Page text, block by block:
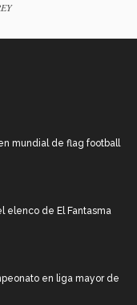
mundial de flag football
elenco de El Fantasma
en liga mayor de